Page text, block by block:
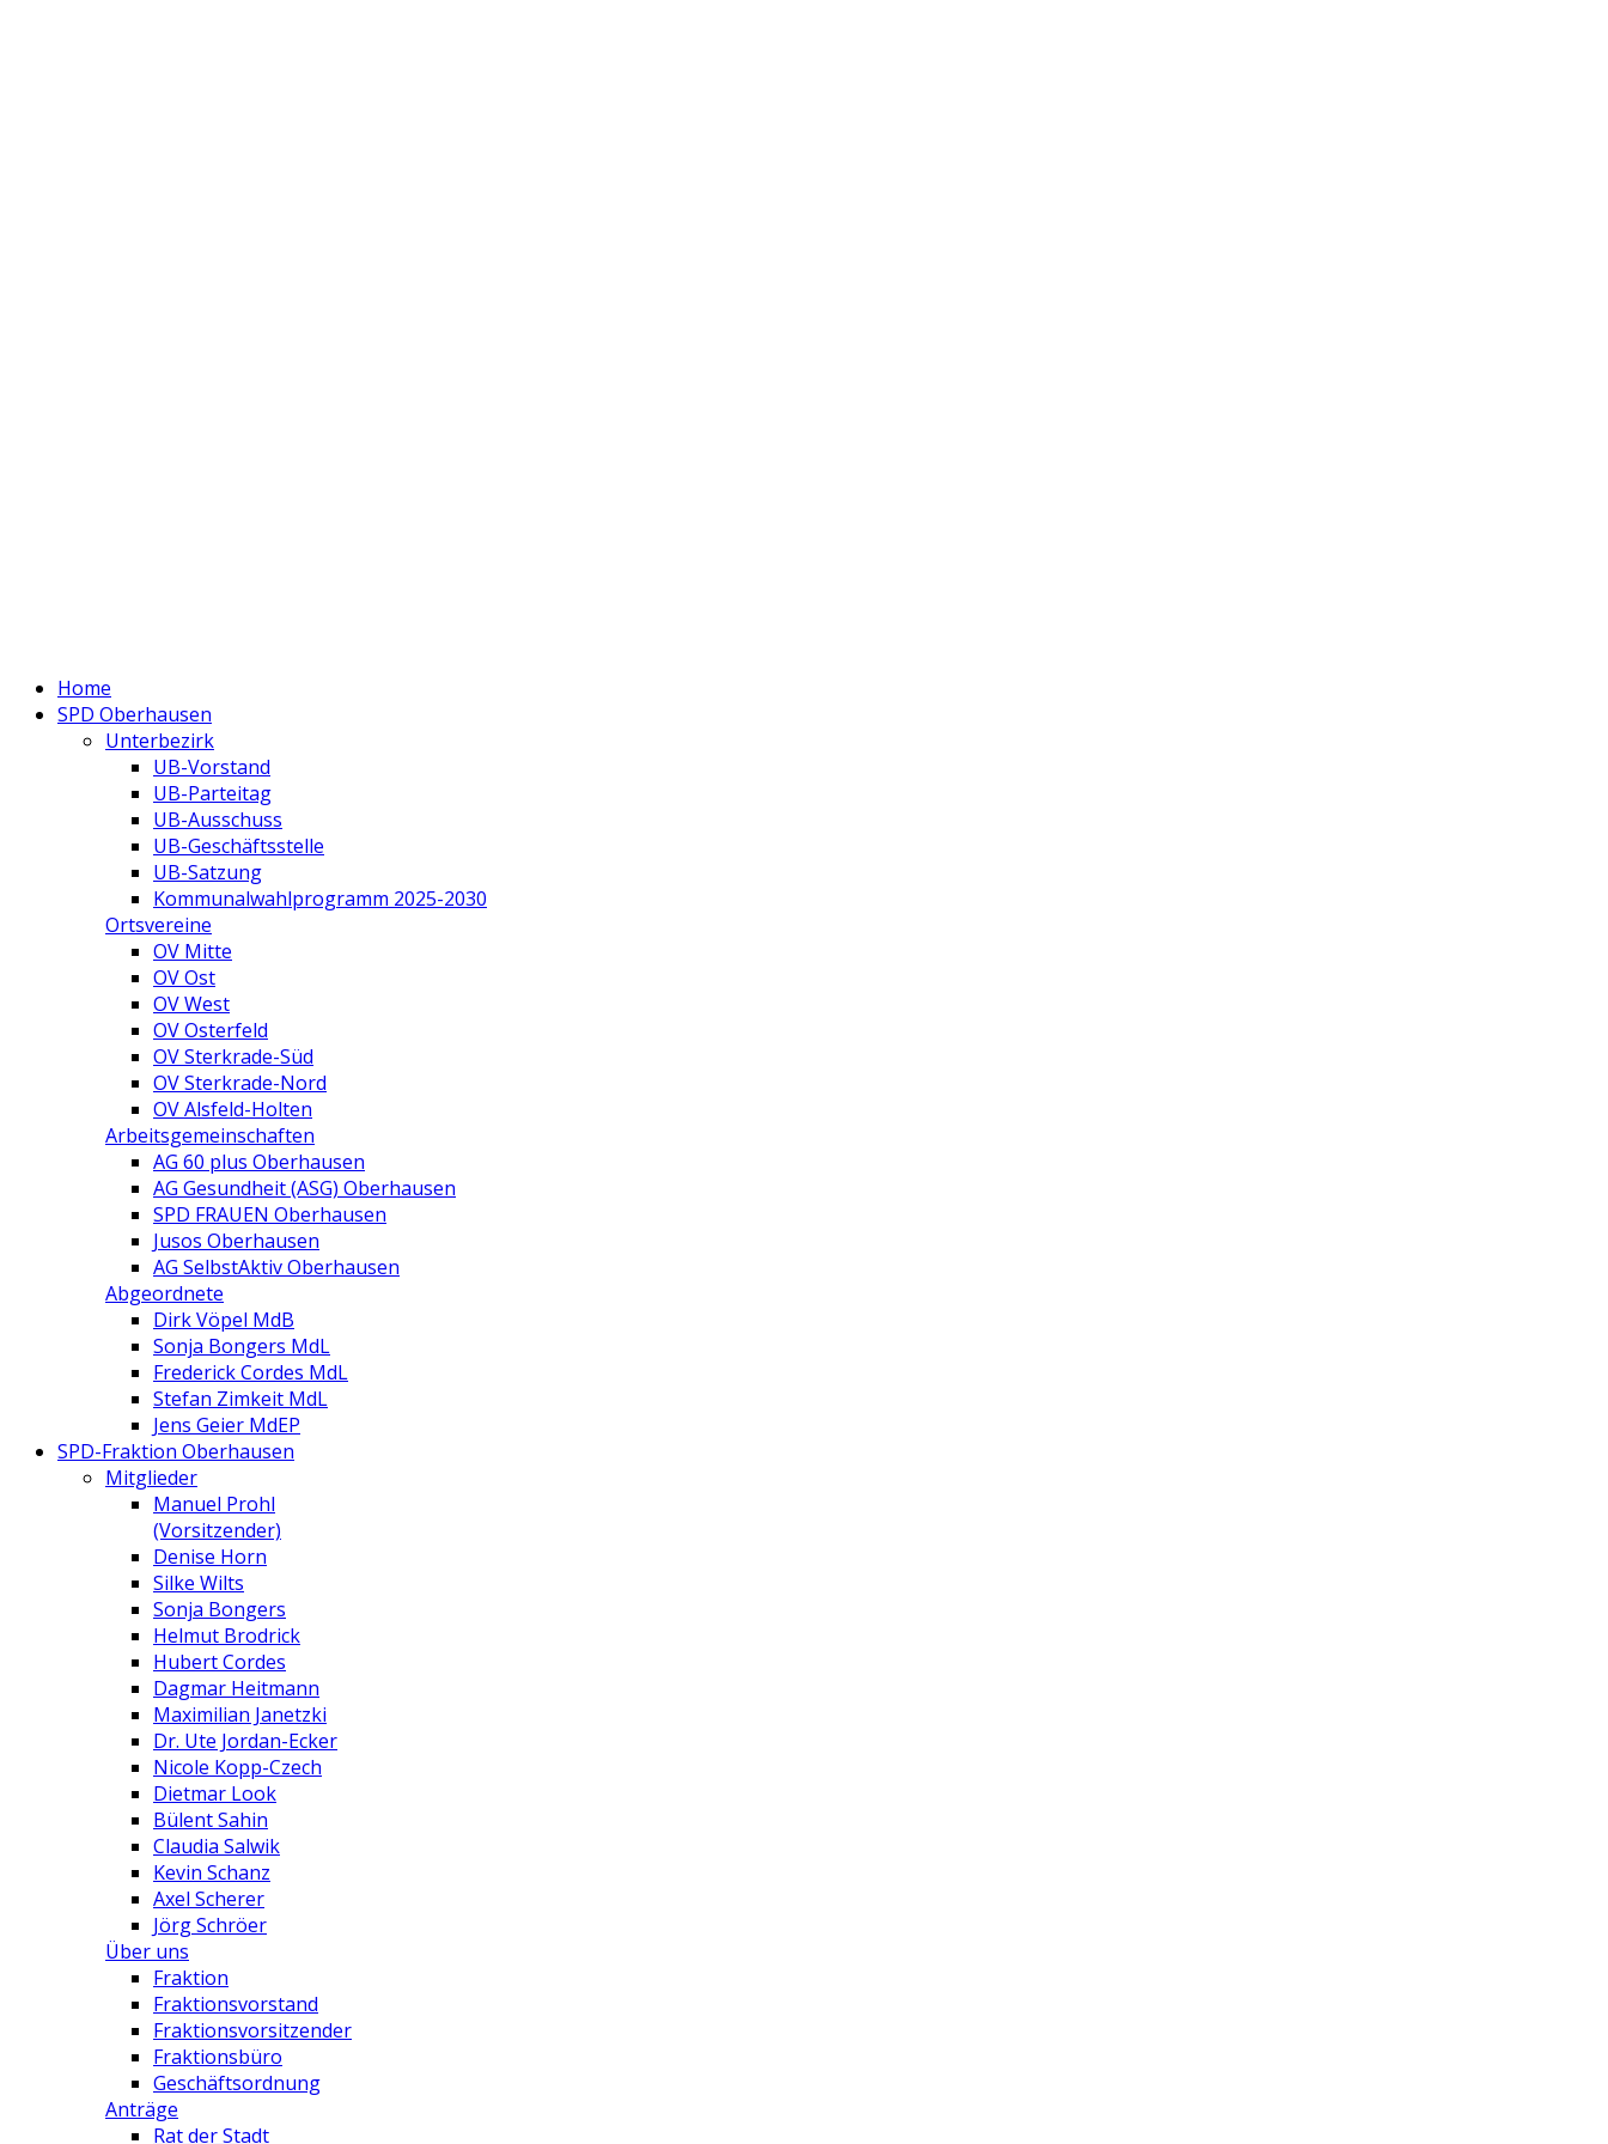
Home
SPD Oberhausen
Unterbezirk
UB-Vorstand
UB-Parteitag
UB-Ausschuss
UB-Geschäftsstelle
UB-Satzung
Kommunalwahlprogramm 2025-2030
Ortsvereine
OV Mitte
OV Ost
OV West
OV Osterfeld
OV Sterkrade-Süd
OV Sterkrade-Nord
OV Alsfeld-Holten
Arbeitsgemeinschaften
AG 60 plus Oberhausen
AG Gesundheit (ASG) Oberhausen
SPD FRAUEN Oberhausen
Jusos Oberhausen
AG SelbstAktiv Oberhausen
Abgeordnete
Dirk Vöpel MdB
Sonja Bongers MdL
Frederick Cordes MdL
Stefan Zimkeit MdL
Jens Geier MdEP
SPD-Fraktion Oberhausen
Mitglieder
Manuel Prohl
(Vorsitzender)
Denise Horn
Silke Wilts
Sonja Bongers
Helmut Brodrick
Hubert Cordes
Dagmar Heitmann
Maximilian Janetzki
Dr. Ute Jordan-Ecker
Nicole Kopp-Czech
Dietmar Look
Bülent Sahin
Claudia Salwik
Kevin Schanz
Axel Scherer
Jörg Schröer
Über uns
Fraktion
Fraktionsvorstand
Fraktionsvorsitzender
Fraktionsbüro
Geschäftsordnung
Anträge
Rat der Stadt